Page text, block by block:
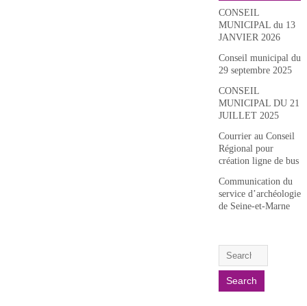
CONSEIL
MUNICIPAL du 13
JANVIER 2026
Conseil municipal du
29 septembre 2025
CONSEIL
MUNICIPAL DU 21
JUILLET 2025
Courrier au Conseil
Régional pour
création ligne de bus
Communication du
service d’archéologie
de Seine-et-Marne